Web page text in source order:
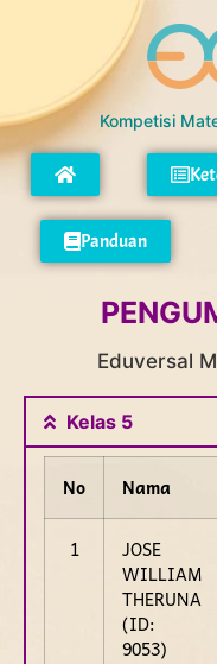
Kompetisi
Panduan
Eduversal
Kelas 5
No Nama
1
JOSE
WILLIAM
THERUNA
(ID:
9053)